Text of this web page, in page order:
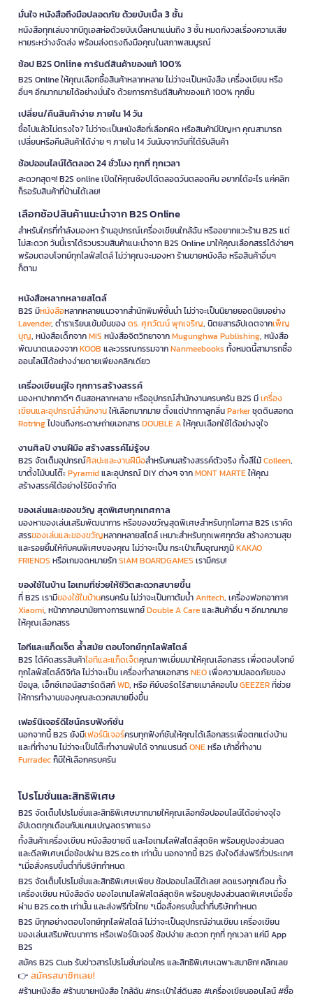
มั่นใจ หนังสือถึงมือปลอดภัย ด้วยบับเบิ้ล 3 ชั้น
หนังสือทุกเล่มจากบีทูเอสห่อด้วยบับเบิ้ลหนาแน่นถึง 3 ชั้น หมดกังวลเรื่องความเสีย
หายระหว่างจัดส่ง พร้อมส่งตรงถึงมือคุณในสภาพสมบูรณ์
ช้อป B2S Online การันตีสินค้าของแท้ 100%
B2S Online ให้คุณเลือกซื้อสินค้าหลากหลาย ไม่ว่าจะเป็นหนังสือ เครื่องเขียน หรือ
อื่นๆ อีกมากมายได้อย่างมั่นใจ ด้วยการการันตีสินค้าของแท้ 100% ทุกชิ้น
เปลี่ยน/คืนสินค้าง่าย ภายใน 14 วัน
ซื้อไปแล้วไม่ตรงใจ? ไม่ว่าจะเป็นหนังสือที่เลือกผิด หรือสินค้ามีปัญหา คุณสามารถ
เปลี่ยนหรือคืนสินค้าได้ง่าย ๆ ภายใน 14 วันนับจากวันที่ได้รับสินค้า
ช้อปออนไลน์ได้ตลอด 24 ชั่วโมง ทุกที่ ทุกเวลา
สะดวกสุดๆ! B2S online เปิดให้คุณช้อปได้ตลอดวันตลอดคืน อยากได้อะไร แค่คลิก
ก็รอรับสินค้าที่บ้านได้เลย!
เลือกช้อปสินค้าแนะนำจาก B2S Online
สำหรับใครที่กำลังมองหา ร้านอุปกรณ์เครื่องเขียนใกล้ฉัน หรืออยากแวะร้าน B2S แต่
ไม่สะดวก วันนี้เราได้รวบรวมสินค้าแนะนำจาก B2S Online มาให้คุณเลือกสรรได้ง่ายๆ
พร้อมตอบโจทย์ทุกไลฟ์สไตล์ ไม่ว่าคุณจะมองหา ร้านขายหนังสือ หรือสินค้าอื่นๆ
ก็ตาม
หนังสือหลากหลายสไตล์
B2S มีหนังสือหลากหลายแนวจากสำนักพิมพ์ชั้นนำ ไม่ว่าจะเป็นนิยายยอดนิยมอย่าง
Lavender, ตำราเรียนเข้มข้นของดร. ศุภวัฒน์ พุกเจริญ, นิตยสารอัปเดตจากเพ็ญ
บุญ, หนังสือเด็กจากMIS หนังสือจิตวิทยาจากMugunghwa Publishing, หนังสือ
พัฒนาตนเองจากKOOB และวรรณกรรมจากNanmeebooks ทั้งหมดนี้สามารถซื้อ
ออนไลน์ได้อย่างง่ายดายเพียงคลิกเดียว
เครื่องเขียนคู่ใจ ทุกการสร้างสรรค์
มองหาปากกาดีๆ ดินสอหลากหลาย หรืออุปกรณ์สำนักงานครบครัน B2S มีเครื่อง
เขียนและอุปกรณ์สำนักงานให้เลือกมากมาย ตั้งแต่ปากกาลูกลื่นParkerชุดดินสอกด
Rotringไปจนถึงกระดาษถ่ายเอกสารDOUBLE Aให้คุณเลือกใช้ได้อย่างจุใจ
งานศิลป์ งานฝีมือ สร้างสรรค์ไม่รู้จบ
B2S จัดเต็มอุปกรณ์ศิลปะและงานฝีมือสำหรับคนสร้างสรรค์ตัวจริง ทั้งสีไม้Colleen,
ขาตั้งไม้บนโต๊ะPyramidและอุปกรณ์ DIY ต่างๆ จากMONT MARTEให้คุณ
สร้างสรรค์ได้อย่างไร้ขีดจำกัด
ของเล่นและของขวัญ สุดพิเศษทุกเทศกาล
มองหาของเล่นเสริมพัฒนาการ หรือของขวัญสุดพิเศษสำหรับทุกโอกาส B2S เราคัด
สรรของเล่นและของขวัญหลากหลายสไตล์ เหมาะสำหรับทุกเพศทุกวัย สร้างความสุข
และรอยยิ้มให้กับคนพิเศษของคุณ ไม่ว่าจะเป็น กระเป๋าเก็บอุณหภูมิKAKAO
FRIENDS หรือเกมจดหมายรักSIAM BOARDGAMES เรามีครบ!
ของใช้ในบ้าน ไอเทมที่ช่วยให้ชีวิตสะดวกสบายขึ้น
ที่ B2S เรามีของใช้ในบ้านครบครัน ไม่ว่าจะเป็นกาต้มน้ำAnitech, เครื่องฟอกอากาศ
Xiaomi, หน้ากากอนามัยทางการแพทย์Double A Careและสินค้าอื่น ๆ อีกมากมาย
ให้คุณเลือกสรร
ไอทีและแก็ดเจ็ต ล้ำสมัย ตอบโจทย์ทุกไลฟ์สไตล์
B2S ได้คัดสรรสินค้าไอทีและแก็ดเจ็ตคุณภาพเยี่ยมมาให้คุณเลือกสรร เพื่อตอบโจทย์
ทุกไลฟ์สไตล์ดิจิทัล ไม่ว่าจะเป็น เครื่องทำลายเอกสารNEOเพื่อความปลอดภัยของ
ข้อมูล, เอ็กซ์เทอนัลฮาร์ดดิสก์WD, หรือ คีย์บอร์ดไร้สายเมาส์คอมโบGEEZERที่ช่วย
ให้การทำงานของคุณสะดวกสบายยิ่งขึ้น
เฟอร์นิเจอร์ดีไซน์ครบฟังก์ชั่น
นอกจากนี้ B2S ยังมีเฟอร์นิเจอร์ครบทุกฟังก์ชันให้คุณได้เลือกสรรเพื่อตกแต่งบ้าน
และที่ทำงาน ไม่ว่าจะเป็นโต๊ะทำงานพับได้ จากแบรนด์ONEหรือ เก้าอี้ทำงาน
Furradecก็มีให้เลือกครบครัน
โปรโมชั่นและสิทธิพิเศษ
B2S จัดเต็มโปรโมชั่นและสิทธิพิเศษมากมายให้คุณเลือกช้อปออนไลน์ได้อย่างจุใจ
อัปเดตทุกเดือนกับแคมเปญลดราคาแรง
ทั้งสินค้าเครื่องเขียน หนังสือขายดี และไอเทมไลฟ์สไตล์สุดชิค พร้อมคูปองส่วนลด
และดีลพิเศษเมื่อช้อปผ่าน B2S.co.th เท่านั้น นอกจากนี้ B2S ยังใจดีส่งฟรีทั่วประเทศ
*เมื่อสั่งครบขั้นต่ำที่บริษัทกำหนด
B2S จัดเต็มโปรโมชั่นและสิทธิพิเศษเพียบ ช้อปออนไลน์ได้เลย! ลดแรงทุกเดือน ทั้ง
เครื่องเขียน หนังสือดัง ของไอเทมไลฟ์สไตล์สุดชิค พร้อมคูปองส่วนลดพิเศษเมื่อซื้อ
ผ่าน B2S.co.th เท่านั้น และส่งฟรีทั่วไทย *เมื่อสั่งครบขั้นต่ำที่บริษัทกำหนด
B2S มีทุกอย่างตอบโจทย์ทุกไลฟ์สไตล์ ไม่ว่าจะเป็นอุปกรณ์อ่านเขียน เครื่องเขียน
ของเล่นเสริมพัฒนาการ หรือเฟอร์นิเจอร์ ช้อปง่าย สะดวก ทุกที่ ทุกเวลา แค่มี App
B2S
สมัคร B2S Club รับข่าวสารโปรโมชั่นก่อนใคร และสิทธิพิเศษเฉพาะสมาชิก! คลิกเลย
👉 สมัครสมาชิกเลย!
#ร้านหนังสือ #ร้านขายหนังสือ ใกล้ฉัน #กระเป๋าใส่ดินสอ #เครื่องเขียนออนไลน์ #ซื้อ